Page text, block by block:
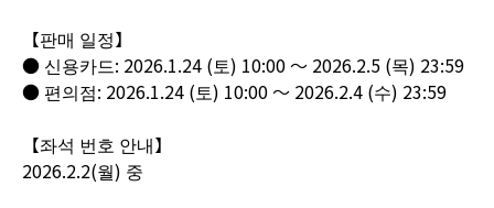
【판매 일정】
● 신용카드: 2026.1.24 (토) 10:00 ～ 2026.2.5 (목) 23:59
● 편의점: 2026.1.24 (토) 10:00 ～ 2026.2.4 (수) 23:59
【좌석 번호 안내】
2026.2.2(월) 중